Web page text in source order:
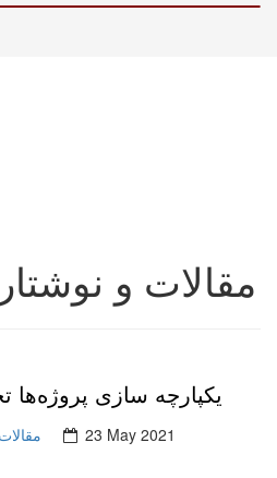
مقالات و
یکپارچه سازی
23 May 2021